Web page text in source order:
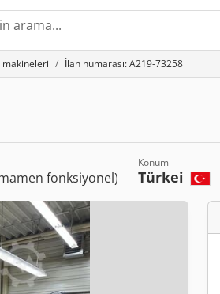
makineleri İlan numarası: A219-73258
fonksiyonel)
Konum
Türkei